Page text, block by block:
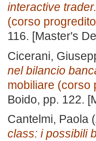
interactive trader.
(corso
116. [Master's
Cicerani,
nel bilancio
mobiliare (corso
Boido, pp. 122.
Cantelmi, Paola
class: i possibili